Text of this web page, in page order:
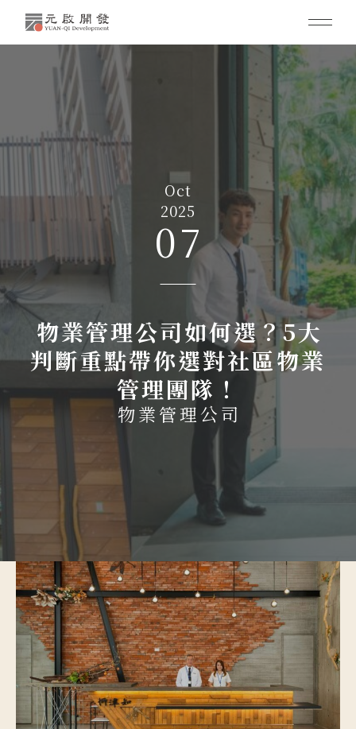
Oct
2025
07
物業管理公司如何選？5大
判斷重點帶你選對社區物業
管理團隊！
物業管理公司